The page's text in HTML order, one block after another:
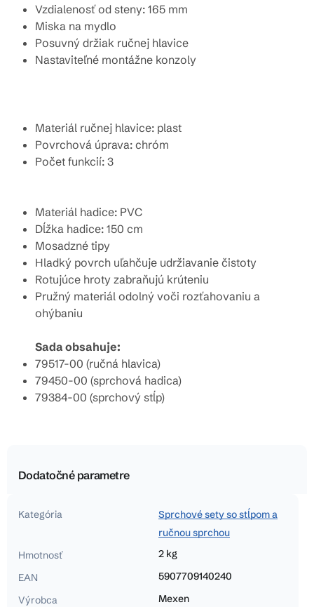
Vzdialenosť od steny: 165 mm
Miska na mydlo
Posuvný držiak ručnej hlavice
Nastaviteľné montážne konzoly
Materiál ručnej hlavice: plast
Povrchová úprava: chróm
Počet funkcií: 3
Materiál hadice: PVC
Dĺžka hadice: 150 cm
Mosadzné tipy
Hladký povrch uľahčuje udržiavanie čistoty
Rotujúce hroty zabraňujú krúteniu
Pružný materiál odolný voči rozťahovaniu a
ohýbaniu
Sada obsahuje:
79517-00 (ručná hlavica)
79450-00 (sprchová hadica)
79384-00 (sprchový stĺp)
Dodatočné parametre
Kategória
Sprchové sety so stĺpom a
ručnou sprchou
Hmotnosť
2 kg
EAN
5907709140240
Výrobca
Mexen